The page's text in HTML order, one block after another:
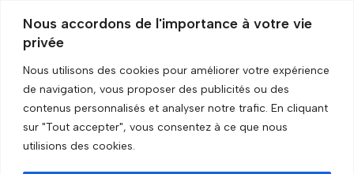
Nous accordons de l'importance à votre vie
privée
Nous utilisons des cookies pour améliorer votre expérience
de navigation, vous proposer des publicités ou des
contenus personnalisés et analyser notre trafic. En cliquant
sur "Tout accepter", vous consentez à ce que nous
utilisions des cookies.
Aller
au
contenu
Accueil»Birmanie
Birmanie